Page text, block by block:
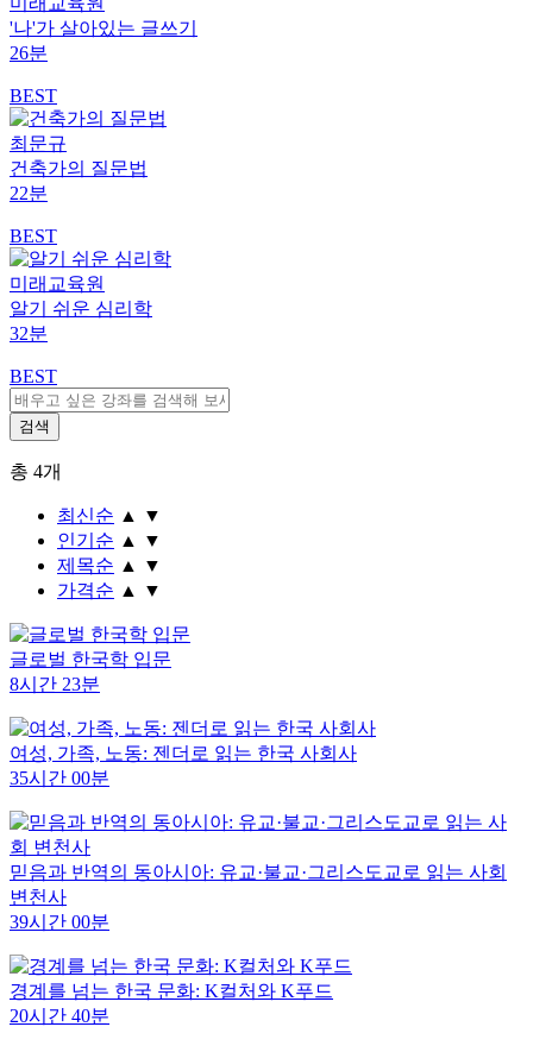
'나'가 살아있는 글쓰기
26분
BEST
최문규
건축가의 질문법
22분
BEST
미래교육원
알기 쉬운 심리학
32분
BEST
총 4개
최신순 ▲
▼
인기순 ▲
▼
제목순 ▲
▼
가격순 ▲ ▼
글로벌 한국학 입문
8시간 23분
여성, 가족, 노동: 젠더로 읽는 한국 사회사
35시간 00분
믿음과 반역의 동아시아: 유교·불교·그리스도교로 읽는 사회
변천사
39시간 00분
경계를 넘는 한국 문화: K컬처와 K푸드
20시간 40분